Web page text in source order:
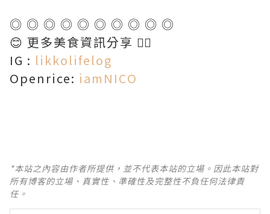
◎ ◎ ◎ ◎ ◎ ◎ ◎ ◎ ◎ ◎
😊 更多美食資訊分享 👇🏻
IG : likkolifelog
Openrice: iamNICO
*本站之內容由作者所提供，並不代表本站的立場。因此本站對
所有博客的立場、真實性、準確性及完整性不負任何法律責
任。